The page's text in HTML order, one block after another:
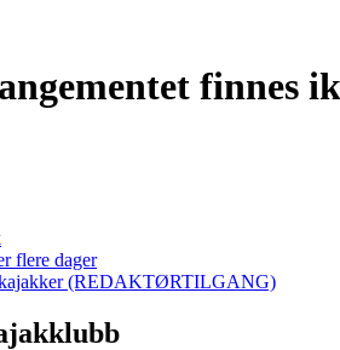
finnes
flere dager
kajakker (REDAKTØRTILGANG)